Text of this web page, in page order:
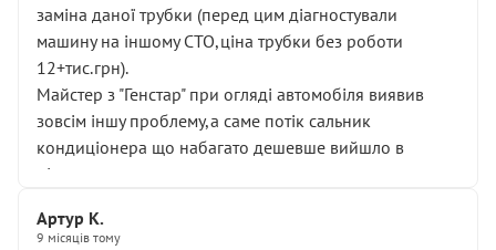
заміна даної трубки (перед цим діагностували
машину на іншому СТО,ціна трубки без роботи
12+тис.грн).
Майстер з "Генстар" при огляді автомобіля виявив
зовсім іншу проблему,а саме потік сальник
кондиціонера що набагато дешевше вийшло в
підсумку.
Артур К.
9 місяців тому